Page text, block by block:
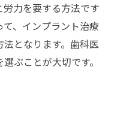
力を要する方法です
、インプラント治療
となります。歯科医
ぶことが大切です。